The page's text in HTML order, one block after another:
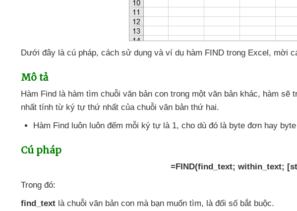
Dưới đây là cú pháp, cách sử dụng và ví dụ hàm FIND trong Excel, mời
Mô tả
Hàm Find là hàm tìm chuỗi văn bản con trong một văn bản khác, hàm sẽ
nhất tính từ ký tự thứ nhất của chuỗi văn bản thứ hai.
Hàm Find luôn luôn đếm mỗi ký tự là 1, cho dù đó là byte đơn hay
Cú pháp
=FIND(find_text; within_text;
Trong đó:
find_text là chuỗi văn bản con mà bạn muốn tìm, là đối số bắt buộc.